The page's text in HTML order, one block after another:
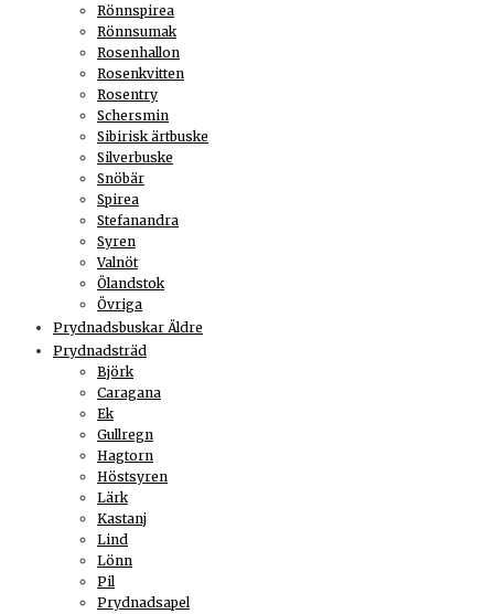
Rönnspirea
Rönnsumak
Rosenhallon
Rosenkvitten
Rosentry
Schersmin
Sibirisk ärtbuske
Silverbuske
Snöbär
Spirea
Stefanandra
Syren
Valnöt
Ölandstok
Övriga
Prydnadsbuskar Äldre
Prydnadsträd
Björk
Caragana
Ek
Gullregn
Hagtorn
Höstsyren
Lärk
Kastanj
Lind
Lönn
Pil
Prydnadsapel